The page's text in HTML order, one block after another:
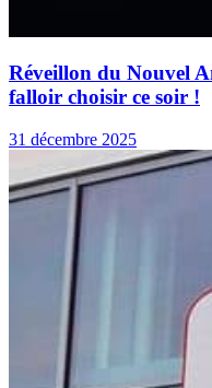
Réveillon du Nouvel
falloir choisir ce soir !
31 décembre 2025